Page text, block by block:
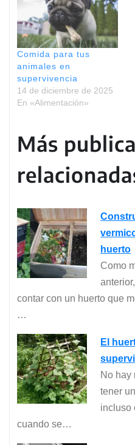
Comida para tus
animales en
supervivencia
14 de diciembre de 2025
En «Alimentación»
Más
huerto
Como
contar con un huerto que
…
El
No hay
tener
incluso
cuando se…